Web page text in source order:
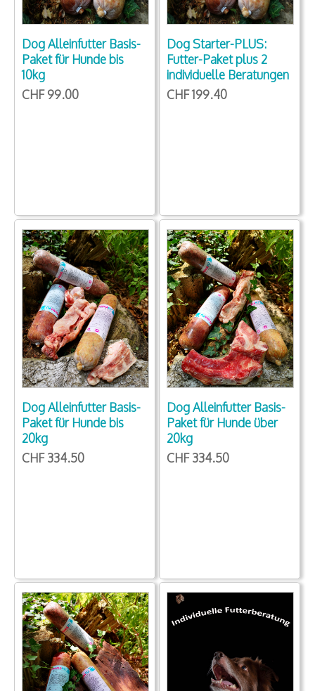
Dog Alleinfutter Basis-
Paket für Hunde bis
10kg
CHF 99.00
Dog Starter-PLUS:
Futter-Paket plus 2
individuelle Beratungen
CHF 199.40
Dog Alleinfutter Basis-
Paket für Hunde bis
20kg
CHF 334.50
Dog Alleinfutter Basis-
Paket für Hunde über
20kg
CHF 334.50